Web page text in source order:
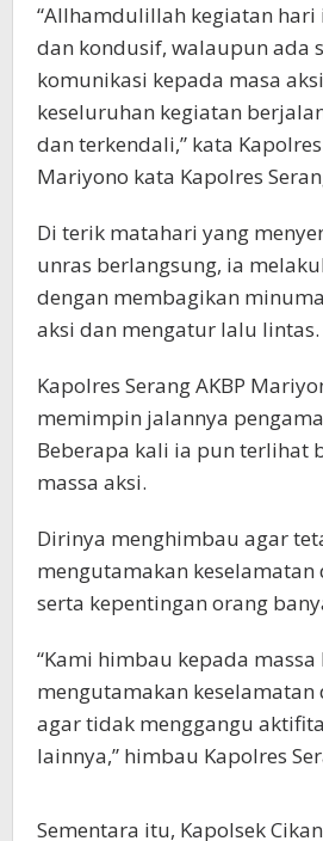
“Allhamdulillah kegiatan
dan kondusif, walaupun ada
komunikasi kepada masa
keseluruhan kegiatan
dan terkendali,” kata Kapolres
Mariyono kata Kapolres
Di terik matahari yang
unras berlangsung, ia
dengan membagikan
aksi dan mengatur lalu lintas.
Kapolres Serang AKBP
memimpin jalannya
Beberapa kali ia pun terlihat
massa aksi.
Dirinya menghimbau agar
mengutamakan keselamatan
serta kepentingan orang
“Kami himbau kepada
mengutamakan keselamatan
agar tidak menggangu
lainnya,” himbau Kapolres
Sementara itu, Kapolsek